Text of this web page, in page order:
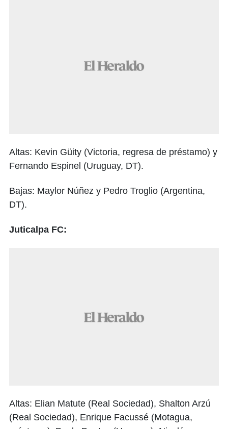
Altas: Kevin Güity (Victoria, regresa de préstamo) y
Fernando Espinel (Uruguay, DT).
Bajas: Maylor Núñez y Pedro Troglio (Argentina,
DT).
Juticalpa FC:
Altas: Elian Matute (Real Sociedad), Shalton Arzú
(Real Sociedad), Enrique Facussé (Motagua,